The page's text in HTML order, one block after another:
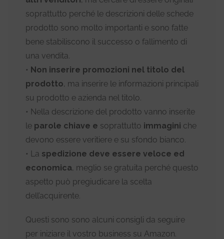
soprattutto perché le descrizioni delle schede
prodotto sono molto importanti e sono fatte
bene stabiliscono il successo o fallimento di
una vendita.
• Non inserire promozioni nel titolo del
prodotto, ma inserire le informazioni principali
su prodotto e azienda nel titolo.
• Nella descrizione del prodotto vanno inserite
le parole chiave e soprattutto immagini che
devono essere veritiere e su sfondo bianco.
• La spedizione deve essere veloce ed
economica, meglio se gratuita perché questo
aspetto può pregiudicare la scelta
dell’acquirente.
Questi sono sono alcuni consigli da seguire
per iniziare il vostro business su Amazon.